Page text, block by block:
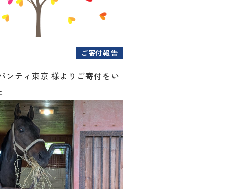
ご寄付報告
ンティ東京 様よりご寄付をい